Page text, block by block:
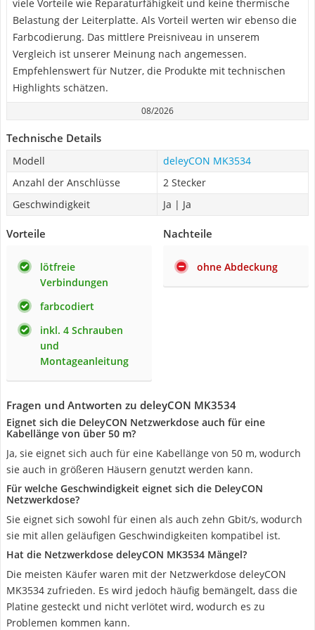
viele Vorteile wie Reparaturfähigkeit und keine thermische
Belastung der Leiterplatte. Als Vorteil werten wir ebenso die
Farbcodierung. Das mittlere Preisniveau in unserem
Vergleich ist unserer Meinung nach angemessen.
Empfehlenswert für Nutzer, die Produkte mit technischen
Highlights schätzen.
08/2026
Technische Details
Modell
deleyCON MK3534
Anzahl der Anschlüsse
2 Stecker
Geschwindigkeit
Ja | Ja
Vorteile
lötfreie
Verbindungen
farbcodiert
inkl. 4 Schrauben
und
Montageanleitung
Nachteile
ohne Abdeckung
Fragen und Antworten zu deleyCON MK3534
Eignet sich die DeleyCON Netzwerkdose auch für eine
Kabellänge von über 50 m?
Ja, sie eignet sich auch für eine Kabellänge von 50 m, wodurch
sie auch in größeren Häusern genutzt werden kann.
Für welche Geschwindigkeit eignet sich die DeleyCON
Netzwerkdose?
Sie eignet sich sowohl für einen als auch zehn Gbit/s, wodurch
sie mit allen geläufigen Geschwindigkeiten kompatibel ist.
Hat die Netzwerkdose deleyCON MK3534 Mängel?
Die meisten Käufer waren mit der Netzwerkdose deleyCON
MK3534 zufrieden. Es wird jedoch häufig bemängelt, dass die
Platine gesteckt und nicht verlötet wird, wodurch es zu
Problemen kommen kann.